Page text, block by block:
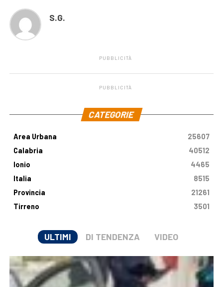
S.G.
PUBBLICITÀ
PUBBLICITÀ
CATEGORIE
Area Urbana
25607
Calabria
40512
Ionio
4465
Italia
8515
Provincia
21261
Tirreno
3501
ULTIMI DI TENDENZA VIDEO